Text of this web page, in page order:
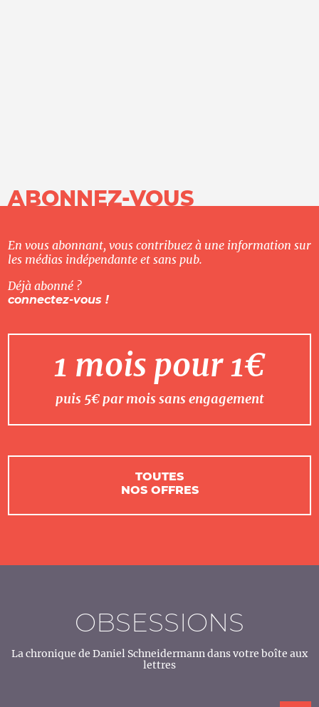
ABONNEZ-VOUS
En vous abonnant, vous contribuez à une information sur
les médias indépendante et sans pub.
Déjà abonné ?
connectez-vous !
1 mois pour 1€
puis 5€ par mois sans engagement
TOUTES
NOS OFFRES
OBSESSIONS
La chronique de Daniel Schneidermann dans votre boîte aux
lettres